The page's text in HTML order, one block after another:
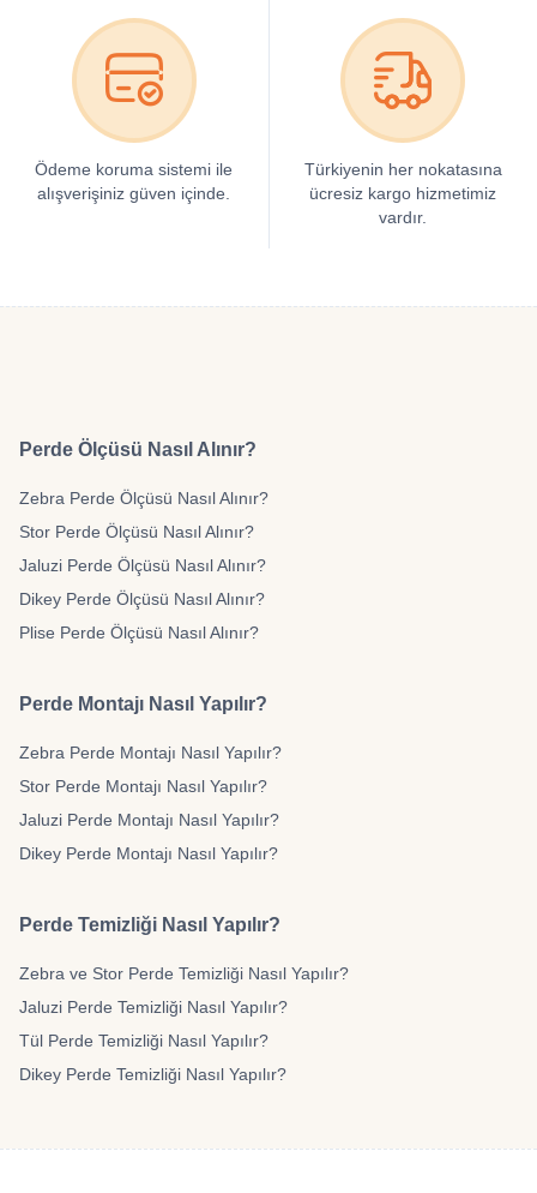
Ödeme koruma sistemi ile
alışverişiniz güven içinde.
Türkiyenin her nokatasına
ücresiz kargo hizmetimiz
vardır.
Perde Ölçüsü Nasıl Alınır?
Zebra Perde Ölçüsü Nasıl Alınır?
Stor Perde Ölçüsü Nasıl Alınır?
Jaluzi Perde Ölçüsü Nasıl Alınır?
Dikey Perde Ölçüsü Nasıl Alınır?
Plise Perde Ölçüsü Nasıl Alınır?
Perde Montajı Nasıl Yapılır?
Zebra Perde Montajı Nasıl Yapılır?
Stor Perde Montajı Nasıl Yapılır?
Jaluzi Perde Montajı Nasıl Yapılır?
Dikey Perde Montajı Nasıl Yapılır?
Perde Temizliği Nasıl Yapılır?
Zebra ve Stor Perde Temizliği Nasıl Yapılır?
Jaluzi Perde Temizliği Nasıl Yapılır?
Tül Perde Temizliği Nasıl Yapılır?
Dikey Perde Temizliği Nasıl Yapılır?